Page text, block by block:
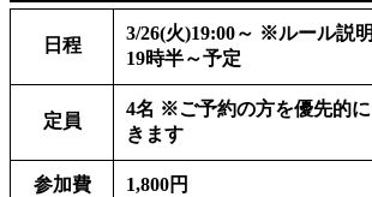
日程
3/26(火)19:00～ ※ルール説
19時半～予定
定員
4名 ※ご予約の方を優先的
きます
参加費 1,800円